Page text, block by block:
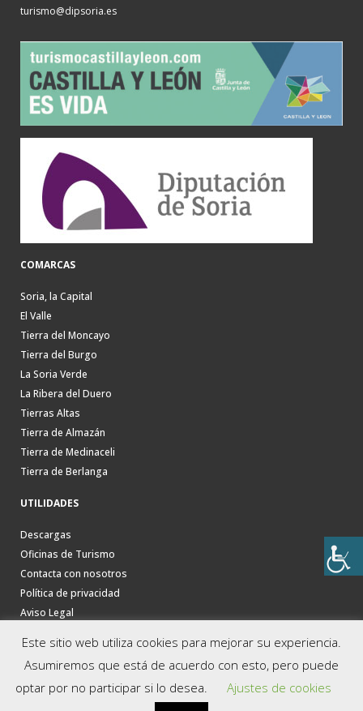
turismo@dipsoria.es
COMARCAS
Soria, la Capital
El Valle
Tierra del Moncayo
Tierra del Burgo
La Soria Verde
La Ribera del Duero
Tierras Altas
Tierra de Almazán
Tierra de Medinaceli
Tierra de Berlanga
UTILIDADES
Descargas
Oficinas de Turismo
Contacta con nosotros
Política de privacidad
Aviso Legal
Este sitio web utiliza cookies para mejorar su experiencia.
Asumiremos que está de acuerdo con esto, pero puede
optar por no participar si lo desea.
Ajustes de cookies